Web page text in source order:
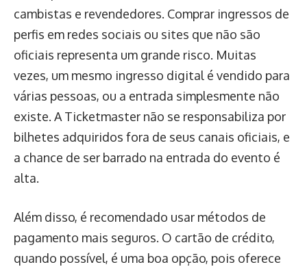
cambistas e revendedores. Comprar ingressos de
perfis em redes sociais ou sites que não são
oficiais representa um grande risco. Muitas
vezes, um mesmo ingresso digital é vendido para
várias pessoas, ou a entrada simplesmente não
existe. A Ticketmaster não se responsabiliza por
bilhetes adquiridos fora de seus canais oficiais, e
a chance de ser barrado na entrada do evento é
alta.
Além disso, é recomendado usar métodos de
pagamento mais seguros. O cartão de crédito,
quando possível, é uma boa opção, pois oferece